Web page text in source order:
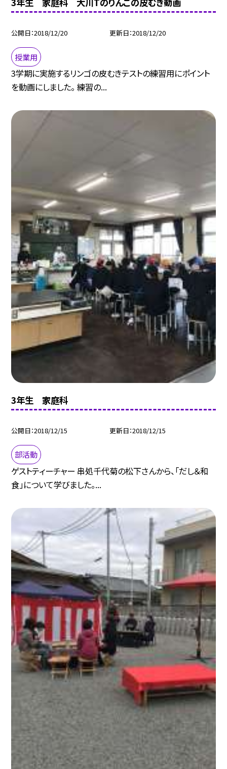
公開日 2018/12/20 更新日 2018/12/20
授業用
3学期に実施するリンゴの皮むきテストの練習用にポイント
を動画にしました。 練習の...
3年生 家庭科
公開日 2018/12/15 更新日 2018/12/15
部活動
ゲストティーチャー 串処千代菊の松下さんから、「だし＆和
食」について学びました。...